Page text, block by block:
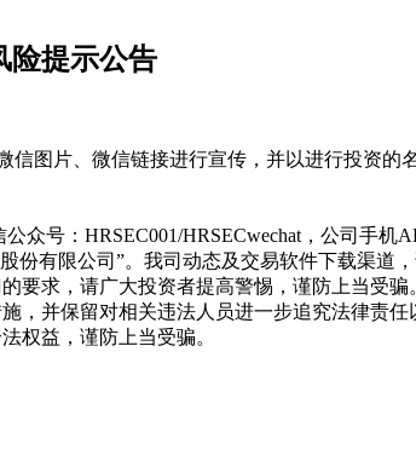
险提示公告
图片、微信链接进行宣传，并以进行投资
公众号：HRSEC001/HRSECwechat，公司手机
份有限公司”。我司动态及交易软件下载渠道
求，请广大投资者提高警惕，谨防上当受骗
并保留对相关违法人员进一步追究法律责任
权益，谨防上当受骗。